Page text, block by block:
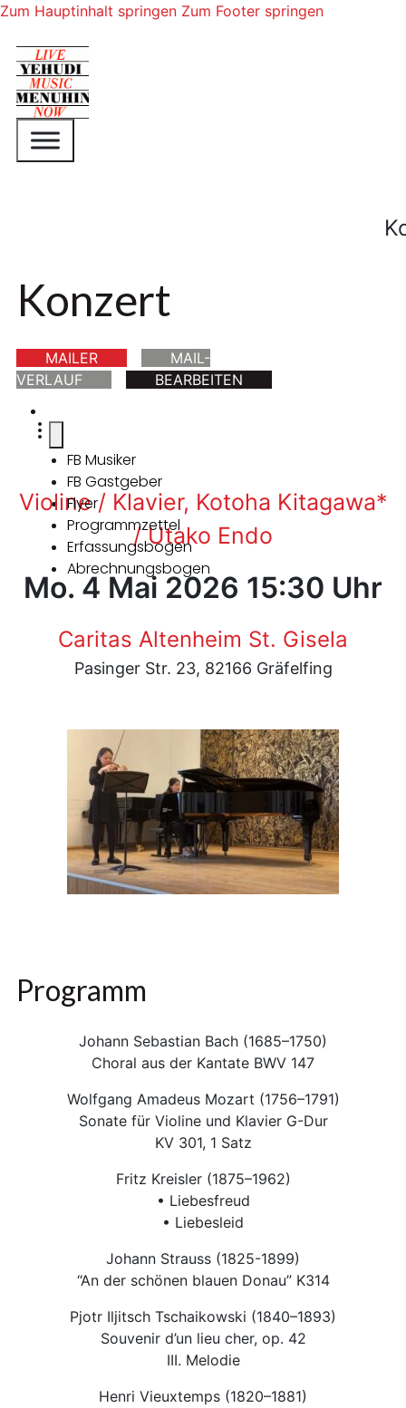
Zum Hauptinhalt springen Zum Footer springen
Konzert
MAILER
MAIL-
VERLAUF
BEARBEITEN
FB Musiker
FB Gastgeber
Flyer
Programmzettel
Erfassungsbogen
Abrechnungsbogen
Violine / Klavier, Kotoha Kitagawa*
/ Utako Endo
Mo. 4 Mai 2026 15:30 Uhr
Caritas Altenheim St. Gisela
Pasinger Str. 23, 82166 Gräfelfing
Programm
Johann Sebastian Bach (1685–1750)
Choral aus der Kantate BWV 147
Wolfgang Amadeus Mozart (1756–1791)
Sonate für Violine und Klavier G-Dur
KV 301, 1 Satz
Fritz Kreisler (1875–1962)
• Liebesfreud
• Liebesleid
Johann Strauss (1825-1899)
“An der schönen blauen Donau” K314
Pjotr Iljitsch Tschaikowski (1840–1893)
Souvenir d’un lieu cher, op. 42
III. Melodie
Henri Vieuxtemps (1820–1881)